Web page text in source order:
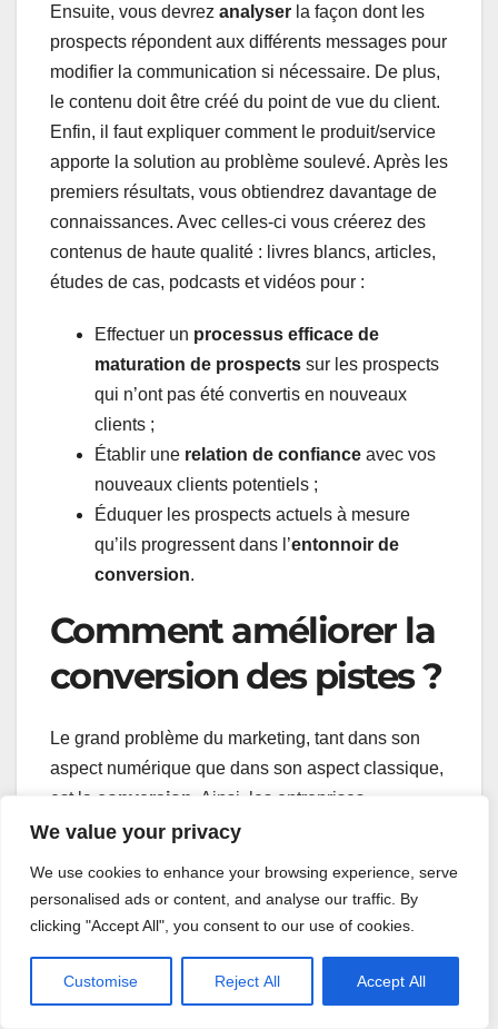
We value your privacy
We use cookies to enhance your browsing experience, serve
personalised ads or content, and analyse our traffic. By
clicking "Accept All", you consent to our use of cookies.
Customise Reject All Accept All
Ensuite, vous devrez analyser la façon dont les
prospects répondent aux différents messages pour
modifier la communication si nécessaire. De plus,
le contenu doit être créé du point de vue du client.
Enfin, il faut expliquer comment le produit/service
apporte la solution au problème soulevé. Après les
premiers résultats, vous obtiendrez davantage de
connaissances. Avec celles-ci vous créerez des
contenus de haute qualité : livres blancs, articles,
études de cas, podcasts et vidéos pour :
Effectuer un processus efficace de
maturation de prospects sur les prospects
qui n’ont pas été convertis en nouveaux
clients ;
Établir une relation de confiance avec vos
nouveaux clients potentiels ;
Éduquer les prospects actuels à mesure
qu’ils progressent dans l’entonnoir de
conversion.
Comment améliorer la
conversion des pistes ?
Le grand problème du marketing, tant dans son
aspect numérique que dans son aspect classique,
est la conversion
. Ainsi, les entreprises
investissent dans la génération de trafic avec des
qui doit être converti. Pour cela, il faut alors
d’emailing, du contenu personnalisé, etc. Le
succès d’un processus de conversion dépend